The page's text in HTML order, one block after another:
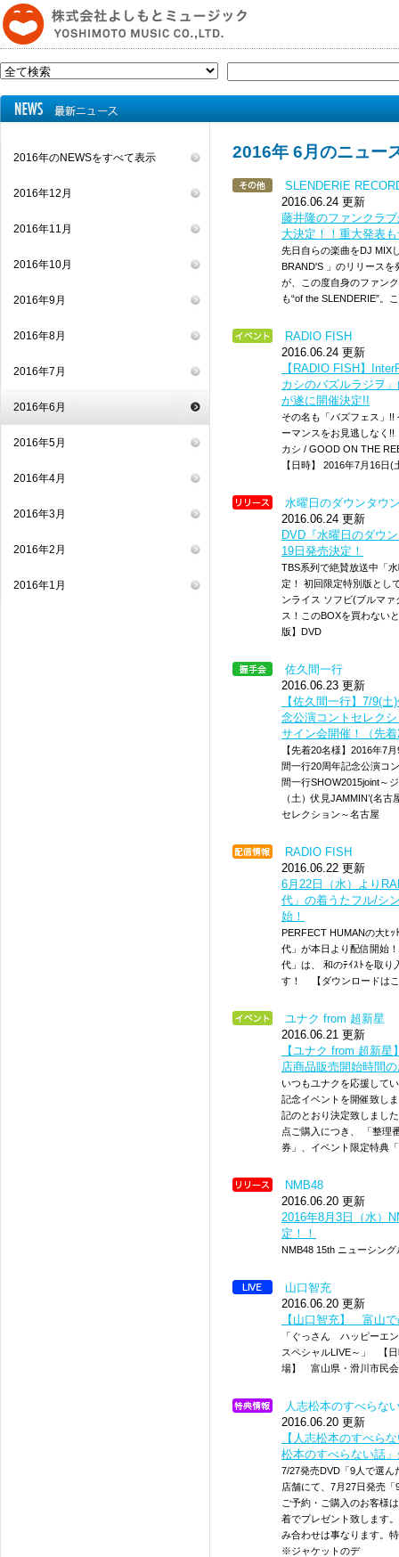
2016年のNEWSをすべて表示
2016年12月
2016年11月
2016年10月
2016年9月
2016年8月
2016年7月
2016年6月
2016年5月
2016年4月
2016年3月
2016年2月
2016年1月
2016年 6月のニュー
SLENDERIE
2016.06.24 更新
藤井隆のファンクラ
大決定！！重大発表
先日自らの楽曲をDJ MIX
BRAND'S 」のリリース
が、この度自身のファン
も“of the SLENDERIE”。
RADIO FISH
2016.06.24 更新
【RADIO FISH】
カシのバズルラジヲ
が遂に開催決定!!
その名も「バズフェス」
ーマンスをお見逃しなく
カシ / GOOD ON THE
【日時】 2016年7月16日
水曜日のダウンタウ
2016.06.24 更新
DVD『水曜日のダウ
19日発売決定！
TBS系列で絶賛放送中「
定！ 初回限定特別版とし
ンライス ソフビ(ブルマ
ス！このBOXを買わない
版】DVD
佐久間一行
2016.06.23 更新
【佐久間一行】7/9(
念公演コントセレク
サイン会開催！（先
【先着20名様】2016年7
間一行20周年記念公演コ
間一行SHOW2015joint～
（土）伏見JAMMIN’(名
セレクション～名古屋
RADIO FISH
2016.06.22 更新
6月22日（水）より
代」の着うたフル/シ
始！
PERFECT HUMANの大ﾋ
代」が本日より配信開始
代」は、 和のﾃｲｽﾄを取り
す！ 【ダウンロードは
ユナク from 超新星
2016.06.21 更新
【ユナク from 超新
店商品販売開始時間
いつもユナクを応援して
記念イベントを開催致し
記のとおり決定致しまし
点ご購入につき、 「整理
券」、イベント限定特典
NMB48
2016.06.20 更新
2016年8月3日（水）
定！！
NMB48 15th ニューシン
山口智充
2016.06.20 更新
【山口智充】 富山
「ぐっさん ハッピーエ
スペシャルLIVE～」 【
場】 富山県・滑川市民
人志松本のすべらな
2016.06.20 更新
【人志松本のすべら
松本のすべらない話
7/27発売DVD「9人で選ん
店舗にて、7月27日発売
ご予約・ご購入のお客様
着でプレゼント致します
み合わせは事なります。
※ジャケットのデ